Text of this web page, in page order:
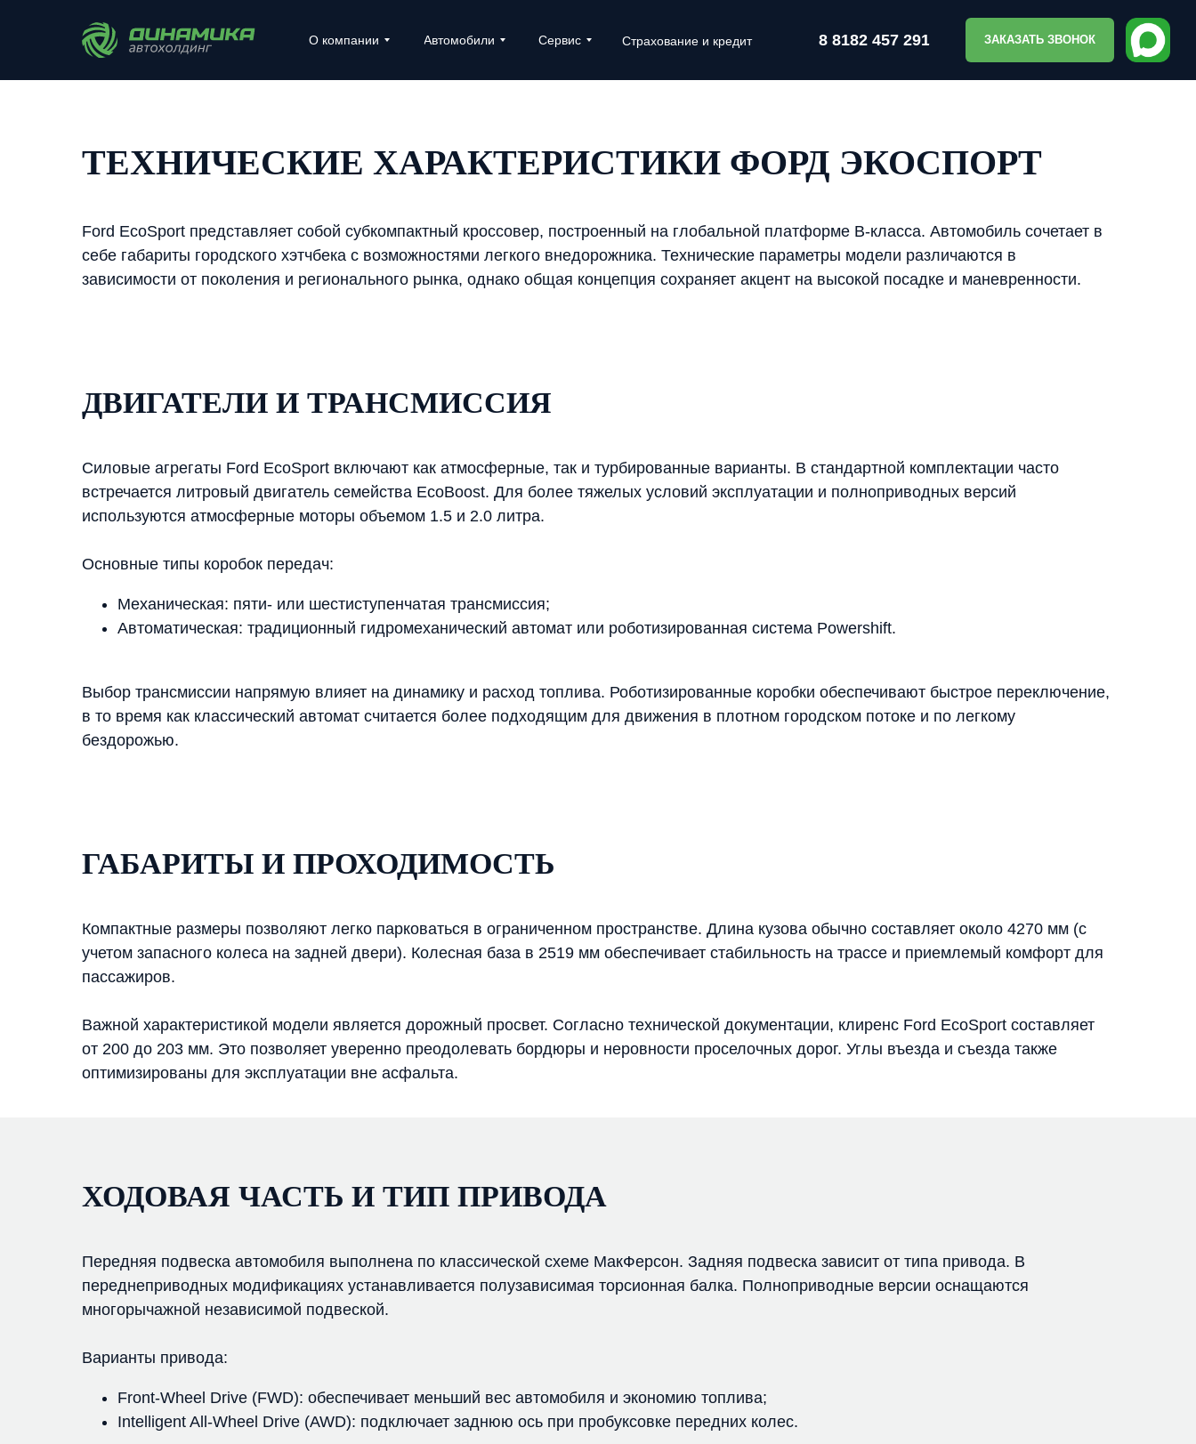
О компании Автомобили Сервис Страхование и кредит 8 8182 457 291 ЗАКАЗАТЬ ЗВОНОК
ТЕХНИЧЕСКИЕ ХАРАКТЕРИСТИКИ ФОРД ЭКОСПОРТ
Ford EcoSport представляет собой субкомпактный кроссовер, построенный на глобальной платформе B-класса. Автомобиль сочетает в
себе габариты городского хэтчбека с возможностями легкого внедорожника. Технические параметры модели различаются в
зависимости от поколения и регионального рынка, однако общая концепция сохраняет акцент на высокой посадке и маневренности.
ДВИГАТЕЛИ И ТРАНСМИССИЯ
Силовые агрегаты Ford EcoSport включают как атмосферные, так и турбированные варианты. В стандартной комплектации часто
встречается литровый двигатель семейства EcoBoost. Для более тяжелых условий эксплуатации и полноприводных версий
используются атмосферные моторы объемом 1.5 и 2.0 литра.
Основные типы коробок передач:
Механическая: пяти- или шестиступенчатая трансмиссия;
Автоматическая: традиционный гидромеханический автомат или роботизированная система Powershift.
Выбор трансмиссии напрямую влияет на динамику и расход топлива. Роботизированные коробки обеспечивают быстрое переключение,
в то время как классический автомат считается более подходящим для движения в плотном городском потоке и по легкому
бездорожью.
ГАБАРИТЫ И ПРОХОДИМОСТЬ
Компактные размеры позволяют легко парковаться в ограниченном пространстве. Длина кузова обычно составляет около 4270 мм (с
учетом запасного колеса на задней двери). Колесная база в 2519 мм обеспечивает стабильность на трассе и приемлемый комфорт для
пассажиров.
Важной характеристикой модели является дорожный просвет. Согласно технической документации, клиренс Ford EcoSport составляет
от 200 до 203 мм. Это позволяет уверенно преодолевать бордюры и неровности проселочных дорог. Углы въезда и съезда также
оптимизированы для эксплуатации вне асфальта.
ХОДОВАЯ ЧАСТЬ И ТИП ПРИВОДА
Передняя подвеска автомобиля выполнена по классической схеме МакФерсон. Задняя подвеска зависит от типа привода. В
переднеприводных модификациях устанавливается полузависимая торсионная балка. Полноприводные версии оснащаются
многорычажной независимой подвеской.
Варианты привода:
Front-Wheel Drive (FWD): обеспечивает меньший вес автомобиля и экономию топлива;
Intelligent All-Wheel Drive (AWD): подключает заднюю ось при пробуксовке передних колес.